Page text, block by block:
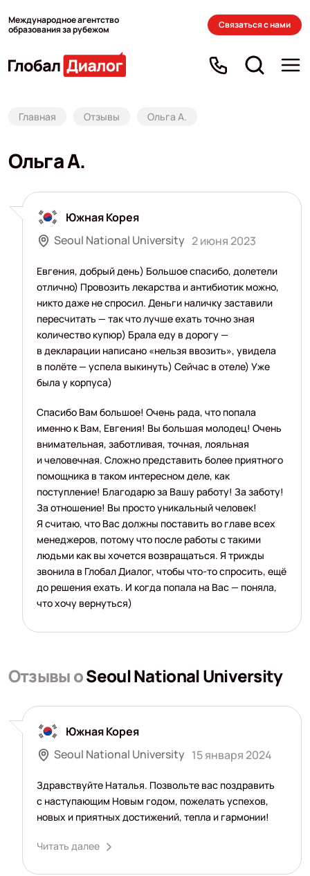
Международное агентство
образования за рубежом
Связаться с нами
Главная Отзывы Ольга А.
Ольга А.
Южная Корея
Seoul National University 2 июня 2023
Евгения, добрый день) Большое спасибо, долетели
отлично) Провозить лекарства и антибиотик можно,
никто даже не спросил. Деньги наличку заставили
пересчитать — так что лучше ехать точно зная
количество купюр) Брала еду в дорогу —
в декларации написано «нельзя ввозить», увидела
в полёте — успела выкинуть) Сейчас в отеле) Уже
была у корпуса)
Спасибо Вам большое! Очень рада, что попала
именно к Вам, Евгения! Вы большая молодец! Очень
внимательная, заботливая, точная, лояльная
и человечная. Сложно представить более приятного
помощника в таком интересном деле, как
поступление! Благодарю за Вашу работу! За заботу!
За отношение! Вы просто уникальный человек!
Я считаю, что Вас должны поставить во главе всех
менеджеров, потому что после работы с такими
людьми как вы хочется возвращаться. Я трижды
звонила в Глобал Диалог, чтобы что-то спросить, ещё
до решения ехать. И когда попала на Вас — поняла,
что хочу вернуться)
Отзывы оSeoul National University
Южная Корея
Seoul National University 15 января 2024
Здравствуйте Наталья. Позвольте вас поздравить
с наступающим Новым годом, пожелать успехов,
новых и приятных достижений, тепла и гармонии!
Читать далее